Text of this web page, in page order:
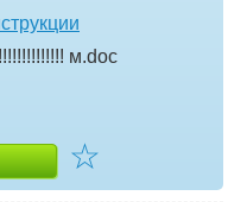
м.doc
☆